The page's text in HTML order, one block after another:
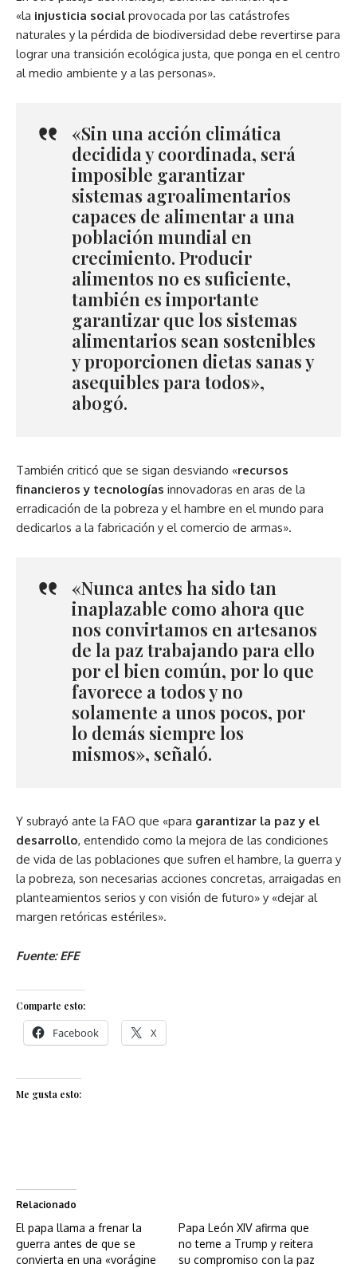
«la injusticia social provocada por las catástrofes
naturales y la pérdida de biodiversidad debe revertirse para
lograr una transición ecológica justa, que ponga en el centro
al medio ambiente y a las personas».
«Sin una acción climática
decidida y coordinada, será
imposible garantizar
sistemas agroalimentarios
capaces de alimentar a una
población mundial en
crecimiento. Producir
alimentos no es suficiente,
también es importante
garantizar que los sistemas
alimentarios sean sostenibles
y proporcionen dietas sanas y
asequibles para todos»,
abogó.
También criticó que se sigan desviando «recursos
financieros y tecnologías innovadoras en aras de la
erradicación de la pobreza y el hambre en el mundo para
dedicarlos a la fabricación y el comercio de armas».
«Nunca antes ha sido tan
inaplazable como ahora que
nos convirtamos en artesanos
de la paz trabajando para ello
por el bien común, por lo que
favorece a todos y no
solamente a unos pocos, por
lo demás siempre los
mismos», señaló.
Y subrayó ante la FAO que «para garantizar la paz y el
desarrollo, entendido como la mejora de las condiciones
de vida de las poblaciones que sufren el hambre, la guerra y
la pobreza, son necesarias acciones concretas, arraigadas en
planteamientos serios y con visión de futuro» y «dejar al
margen retóricas estériles».
Fuente: EFE
Comparte esto:
Facebook X
Me gusta esto:
Relacionado
El papa llama a frenar la
guerra antes de que se
convierta en una «vorágine
Papa León XIV afirma que
no teme a Trump y reitera
su compromiso con la paz